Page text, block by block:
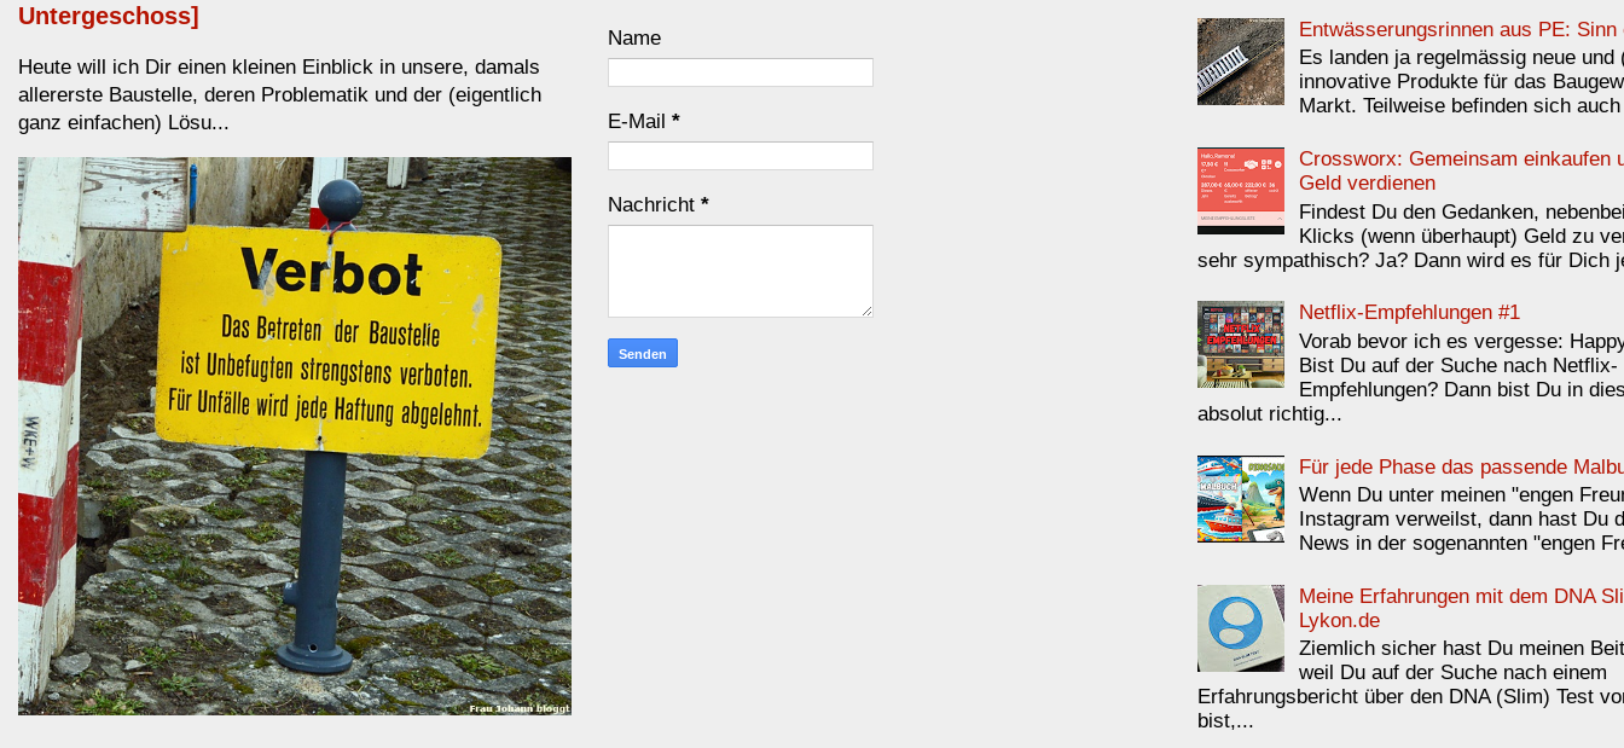
Untergeschoss]
Heute will ich Dir einen kleinen Einblick in unsere, damals
allererste Baustelle, deren Problematik und der (eigentlich
ganz einfachen) Lösu...
Name
E-Mail *
Nachricht *
Entwässerungsrinnen aus PE: Sinn
Es landen ja regelmässig neue und
innovative Produkte für das
Markt. Teilweise befinden sich
Crossworx: Gemeinsam einkaufen
Geld verdienen
Findest Du den Gedanken,
Klicks (wenn überhaupt) Geld zu
sehr sympathisch? Ja? Dann wird es für Dich
Netflix-Empfehlungen #1
Vorab bevor ich es vergesse:
Bist Du auf der Suche nach Netflix-
Empfehlungen? Dann bist Du in
absolut richtig...
Für jede Phase das passende
Wenn Du unter meinen "engen
Instagram verweilst, dann hast Du
News in der sogenannten "engen
Meine Erfahrungen mit dem DNA
Lykon.de
Ziemlich sicher hast Du meinen
weil Du auf der Suche nach einem
Erfahrungsbericht über den DNA (Slim) Test
bist,...